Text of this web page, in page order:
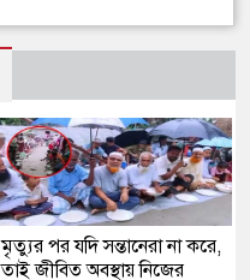
মৃত্যুর পর যদি সন্তানেরা না করে,
তাই জীবিত অবস্থায় নিজের